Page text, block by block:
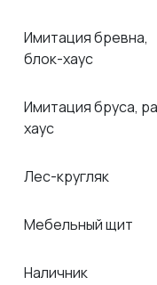
Имитация бревна,
блок-хаус
Имитация бруса,
хаус
Лес-кругляк
Мебельный щит
Наличник